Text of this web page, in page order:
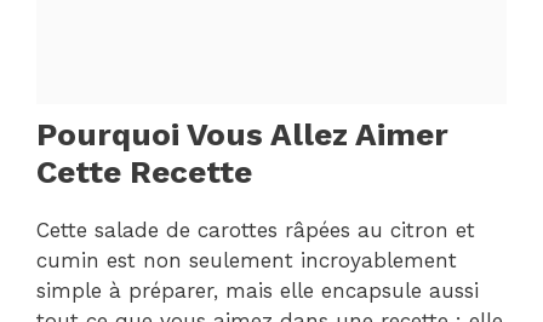
Pourquoi Vous Allez Aimer
Cette Recette
Cette salade de carottes râpées au citron et
cumin est non seulement incroyablement
simple à préparer, mais elle encapsule aussi